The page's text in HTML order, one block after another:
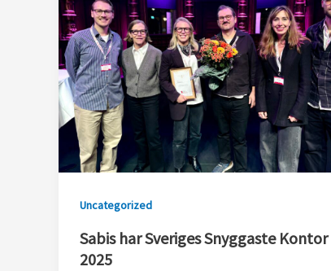
Uncategorized
Sabis har Sveriges Snyggaste Kontor
2025